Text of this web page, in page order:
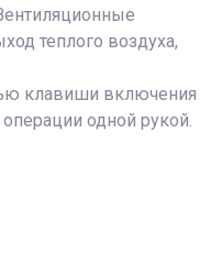
теплого воздуха,
клавиши включения
одной рукой.